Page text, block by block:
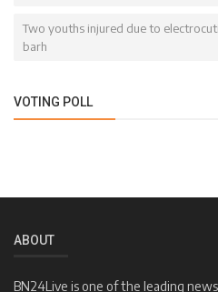
Two youths injured due to
barh
VOTING POLL
ABOUT
BN24Live is one of the leading